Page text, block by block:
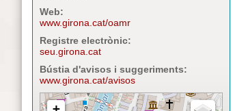
Web:
www.girona.cat/oamr
Registre electrònic:
seu.girona.cat
Bústia d'avisos i suggeriments:
www.girona.cat/avisos